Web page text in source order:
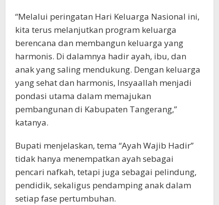
“Melalui peringatan Hari Keluarga Nasional ini,
kita terus melanjutkan program keluarga
berencana dan membangun keluarga yang
harmonis. Di dalamnya hadir ayah, ibu, dan
anak yang saling mendukung. Dengan keluarga
yang sehat dan harmonis, Insyaallah menjadi
pondasi utama dalam memajukan
pembangunan di Kabupaten Tangerang,”
katanya.
Bupati menjelaskan, tema “Ayah Wajib Hadir”
tidak hanya menempatkan ayah sebagai
pencari nafkah, tetapi juga sebagai pelindung,
pendidik, sekaligus pendamping anak dalam
setiap fase pertumbuhan.